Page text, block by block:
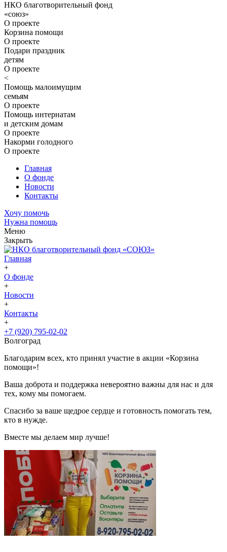
НКО благотворительный фонд
«союз»
О проекте
Корзина помощи
О проекте
Подари праздник
детям
О проекте
<
Помощь малоимущим
семьям
О проекте
Помощь интернатам
и детским домам
О проекте
Накорми голодного
О проекте
Главная
О фонде
Новости
Контакты
Хочу помочь
Нужна помощь
Меню
Закрыть
Главная
+
О фонде
+
Новости
+
Контакты
+
+7 (920) 795-02-02
Волгоград
Благодарим всех, кто принял участие в акции «Корзина
помощи»!
Ваша доброта и поддержка невероятно важны для нас и для
тех, кому мы помогаем.
Спасибо за ваше щедрое сердце и готовность помогать тем,
кто в нужде.
Вместе мы делаем мир лучше!